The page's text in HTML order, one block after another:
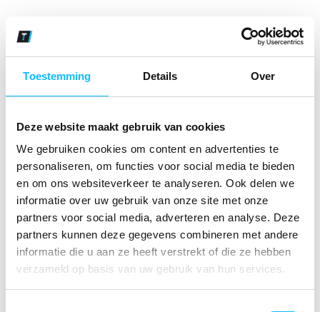
Toestemming Details Over
Deze website maakt gebruik van cookies
We gebruiken cookies om content en advertenties te
personaliseren, om functies voor social media te bieden
en om ons websiteverkeer te analyseren. Ook delen we
informatie over uw gebruik van onze site met onze
partners voor social media, adverteren en analyse. Deze
partners kunnen deze gegevens combineren met andere
informatie die u aan ze heeft verstrekt of die ze hebben
verzameld op basis van uw gebruik van hun services.
Bekijk andere kleuren
Aantal
Kies kleur/maat
€ 24,50 € 31,40 excl BTW
€ 29 ,64 € 38 ,-incl BTW